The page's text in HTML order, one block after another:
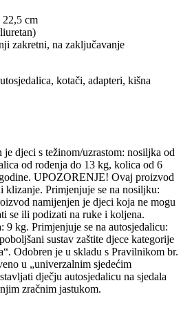
22,5 cm
zakretni, na zaključavanje
kotači, adapteri, kišna
djeci s težinom/uzrastom: nosiljka od
od rođenja do 13 kg, kolica od 6
UPOZORENJE! Ovaj proizvod
klizanje. Primjenjuje se na nosiljku:
namijenjen je djeci koja ne mogu
se ili podizati na ruke i koljena.
9 kg. Primjenjuje se na autosjedalicu:
sustav zaštite djece kategorije
Odobren je u skladu s Pravilnikom br.
u „univerzalnim sjedećim
dječju autosjedalicu na sjedala
zračnim jastukom.